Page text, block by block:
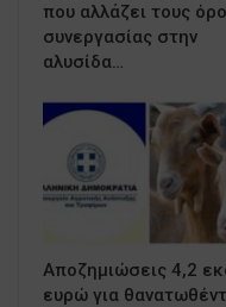
που αλλάζει τους
συνεργασίας στην
αλυσίδα…
Αποζημιώσεις 4,2
ευρώ για